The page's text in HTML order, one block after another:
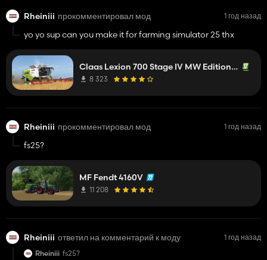
Rheiniii прокомментировал мод 1 год назад
yo yo sup can you make it for farming simulator 25 thx
Claas Lexion 700 Stage IV MW Edition v2.0.1.0
8 323
Rheiniii прокомментировал мод 1 год назад
fs25?
MF Fendt 4160V
11 208
Rheiniii ответил на комментарий к моду
1 год назад
Rheiniii fs25?